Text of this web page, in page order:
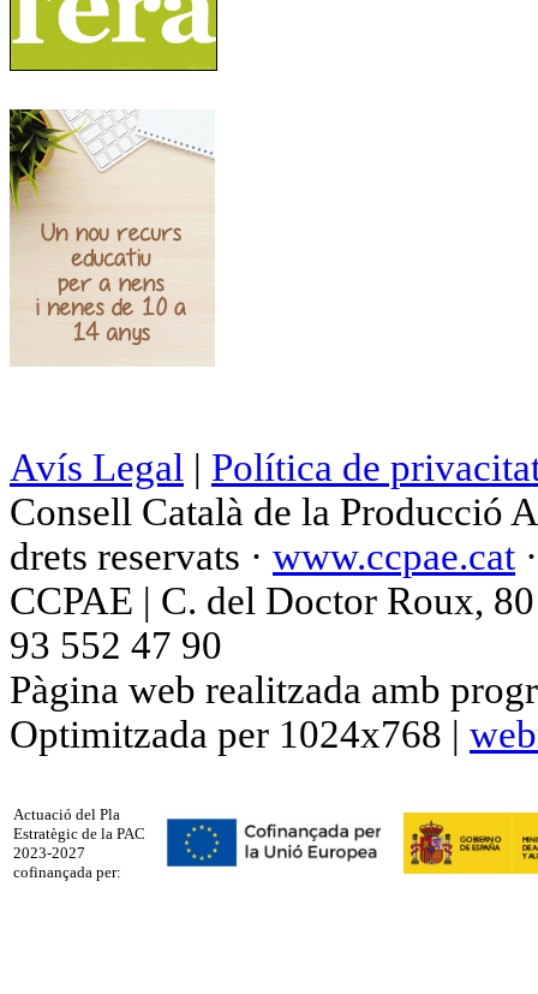
Avís Legal | Política de
Consell Català de la Producció
drets reservats · www.ccpae.cat
CCPAE | C. del Doctor Roux,
93 552 47 90
Pàgina web realitzada amb
Optimitzada per 1024x768 |
Actuació del Pla
Estratègic de la PAC
2023-2027
cofinançada per: